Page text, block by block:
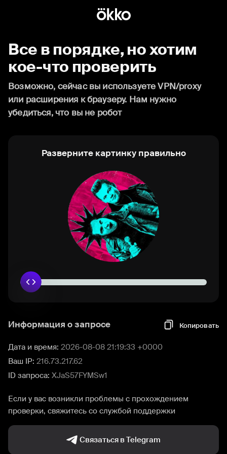
Все в порядке, но хотим
кое-что проверить
Возможно, сейчас вы используете VPN/proxy
или расширения к браузеру. Нам нужно
убедиться, что вы не робот
Разверните картинку правильно
Информация о запросе Копировать
Дата и время: 2026-08-08 21:19:33 +0000
Ваш IP: 216.73.217.62
ID запроса: XJaS57FYMSw1
Если у вас возникли проблемы с прохождением
проверки, свяжитесь со службой поддержки
Связаться в Telegram